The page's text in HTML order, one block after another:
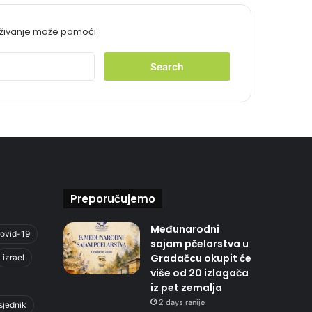
može pomoći.
r
19
izrael
Preporučujemo
Međunarodni
sajam pčelarstva u
Gradačcu okupit će
više od 20 izlagača
iz pet zemalja
2 days ranije